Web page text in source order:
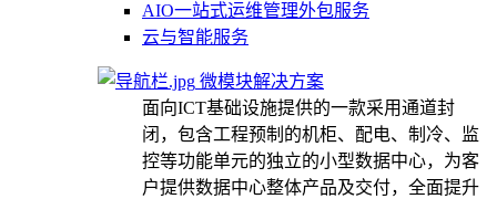
AIO一站式运维管理外包服务
云与智能服务
微模块解决方案
面向ICT基础设施提供的一款采用通道封
闭，包含工程预制的机柜、配电、制冷、监
控等功能单元的独立的小型数据中心，为客
户提供数据中心整体产品及交付，全面提升